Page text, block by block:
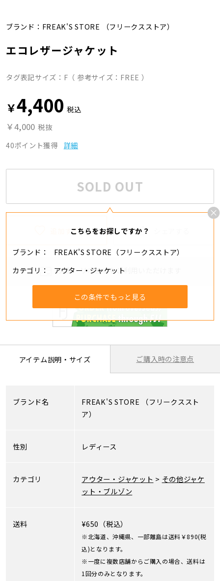
ブランド： FREAK'S STORE （フリークスストア）
エコレザージャケット
タグ表記サイズ：F（ 参考サイズ：FREE ）
￥4,400 税込
￥4,000 税抜
40ポイント獲得
詳細
SOLD OUT
こちらをお探しですか？
ブランド
FREAK'S STORE（フリークスストア）
カテゴリ
アウター・ジャケット
この条件でもっと見る
追加する
分割・リボ払いもご利用いただけます
アイテム説明・サイズ ご購入時の注意点
ブランド名 FREAK'S STORE （フリークススト
ア）
性別 レディース
カテゴリ アウター・ジャケット > その他ジャケ
ット・ブルゾン
送料 ¥650（税込）
※北海道、沖縄県、一部離島は送料￥890(税
込)となります。
※一度に複数店舗からご購入の場合、送料は
1回分のみとなります。